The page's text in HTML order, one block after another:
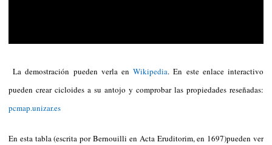
La demostración pueden verla enWikipedia. En este enlace interactivo
pueden crear cicloides a su antojo y comprobar las propiedades reseñadas:
pcmap.unizar.es
En esta tabla (escrita por Bernouilli en Acta Eruditorim, en 1697)pueden ver